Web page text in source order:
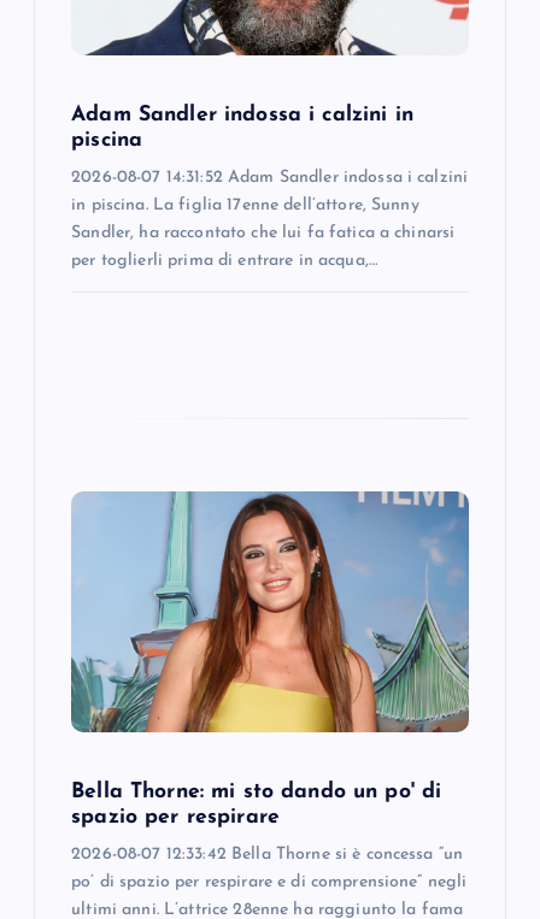
Adam Sandler indossa i calzini in
piscina
2026-08-07 14:31:52 Adam Sandler indossa i calzini
in piscina. La figlia 17enne dell’attore, Sunny
Sandler, ha raccontato che lui fa fatica a chinarsi
per toglierli prima di entrare in acqua,…
Bella Thorne: mi sto dando un po' di
spazio per respirare
2026-08-07 12:33:42 Bella Thorne si è concessa “un
po’ di spazio per respirare e di comprensione” negli
ultimi anni. L’attrice 28enne ha raggiunto la fama